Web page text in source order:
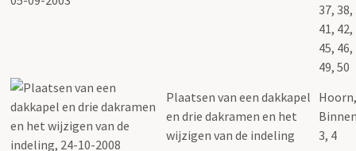
37, 38,
41,
45,
49, 50
Plaatsen van een dakkapel
en drie dakramen en het
wijzigen van de indeling
Hoorn,
3, 4